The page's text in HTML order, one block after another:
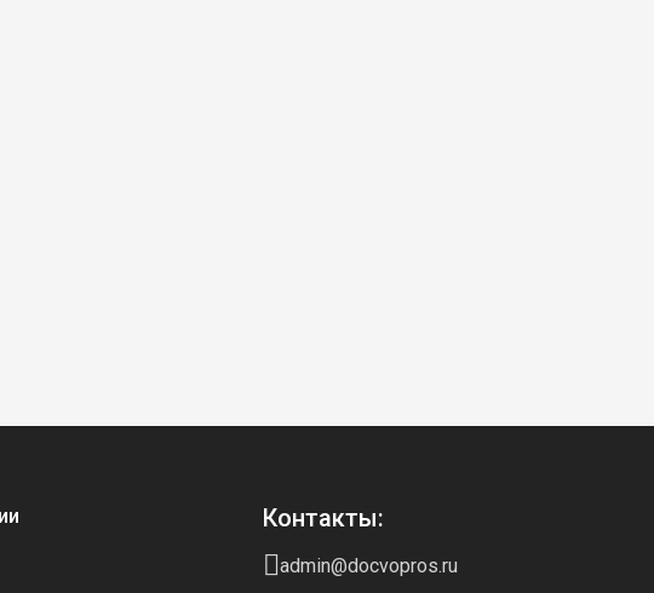
Контакты:
admin@docvopros.ru